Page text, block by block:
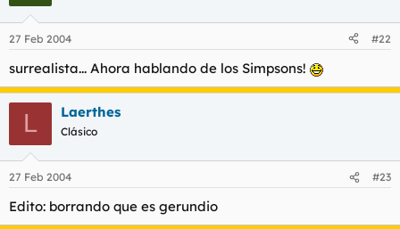
27 Feb 2004 #22
surrealista... Ahora hablando de los Simpsons!
L Laerthes
Clásico
27 Feb 2004 #23
Edito: borrando que es gerundio